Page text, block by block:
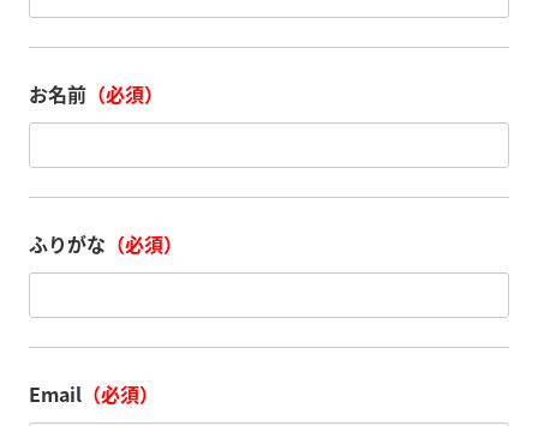
お名前 （必須）
ふりがな （必須）
Email （必須）